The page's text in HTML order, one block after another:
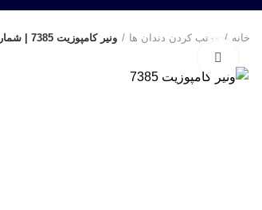
خانه مرتب کردن دندان ها
ونیر کامپوزیت 7385 | شماره پرونده : 7385